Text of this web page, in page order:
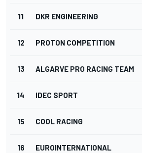
11 DKR ENGINEERING
12 PROTON COMPETITION
13 ALGARVE PRO RACING TEAM
14 IDEC SPORT
15 COOL RACING
16 EUROINTERNATIONAL